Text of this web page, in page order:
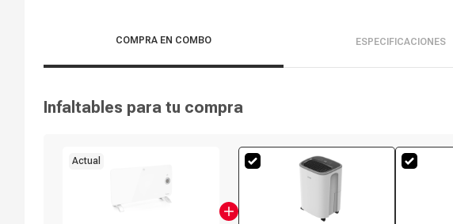
COMPRA EN COMBO ESPECIFICACIONES
Infaltables para tu compra
Actual